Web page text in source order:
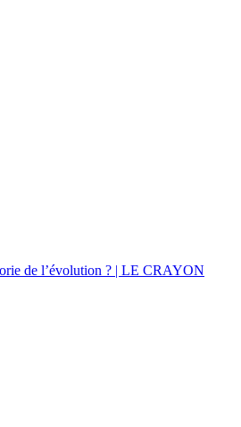
de l’évolution ? | LE CRAYON